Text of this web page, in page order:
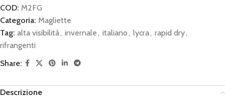
COD: M2FG
Categoria: Magliette
Tag: alta visibilità, invernale, italiano, lycra, rapid dry,
rifrangenti
Share:
Descrizione